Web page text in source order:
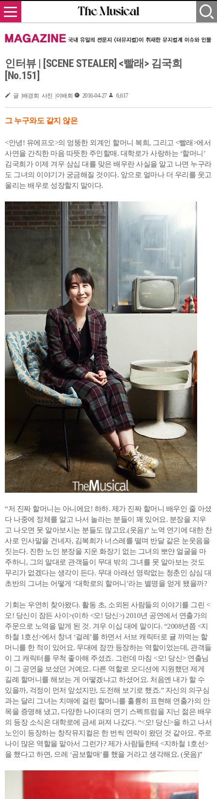
인터뷰 | [SCENE STEALER] <빨래> 김국희
[No.151]
글 |배경희 사진 |이배희 2016-04-27 6,617
그 누구와도 같지 않은
<안녕! 유에프오>의 엉뚱한 외계인 할머니 복희, 그리고 <빨래>에서
사연을 간직한 마음 따뜻한 주인할매. 대학로가 사랑하는 ‘할머니’
김국희가 이제 겨우 삼십 대를 맞은 배우란 사실을 알고 나면 누구라
도 그녀의 이야기가 궁금해질 것이다. 앞으로 얼마나 더 우리를 웃고
울리는 배우로 성장할지 말이다.
“저 진짜 할머니는 아니에요! 하하. 제가 진짜 할머니 배우인 줄 아셨
다 나중에 정체를 알고 나서 놀라는 분들이 꽤 있어요. 분장을 지우
고 나오면 못 알아보시는 분들도 많고요.(웃음)” 노역 연기에 대한 찬
사로 인사말을 건네자, 김복희가 너스레를 떨며 반달 같은 눈웃음을
짓는다. 진한 노인 분장을 지운 화장기 없는 그녀의 뽀얀 얼굴을 마
주하니, 그의 말대로 관객들이 무대 밖의 그녀를 못 알아보는 것도
무리가 없겠다는 생각이 든다. 무대 아래선 영락없는 청춘인 삼심 대
초반의 그녀는 어떻게 ‘대학로의 할머니’라는 별명을 얻게 됐을까?
기회는 우연히 찾아왔다. 활동 초, 소외된 사람들의 이야기를 그린 <
오! 당신이 잠든 사이>(이하 <오! 당신>) 2010년 공연에서 연출가의
주문으로 노역을 맡게 된 것. 겨우 이십 대에 말이다. “2008년쯤 <지
하철 1호선>에서 창녀 ‘걸레’를 하면서 서브 캐릭터로 귤 까먹는 할
머니를 한 적이 있어요. 무대에 잠깐 등장하는 역할이었는데, 관객들
이 그 캐릭터를 무척 좋아해 주셨죠. 그런데 마침 <오! 당신> 연출님
이 그 공연을 보셨던 거예요. 다른 역할로 오디션에 지원했던 제게
길례 할머니를 해보는 게 어떻겠냐고 하셨어요. 처음엔 내가 할 수
있을까, 걱정이 먼저 앞섰지만, 도전해 보기로 했죠.” 자신의 의구심
과는 달리 그녀는 치매에 걸린 할머니를 훌륭히 표현해 연출가의 안
목을 증명해 냈고, 다양한 나이대의 연기 스펙트럼을 지닌 젊은 배우
의 등장 소식은 대학로에 금세 퍼져 나갔다. “<오! 당신>을 하고 나서
노인이 등장하는 창작뮤지컬은 한 번씩 연락이 왔던 것 같아요. 주로
나이 많은 역할을 맡아서 그런가? 제가 사람들한테 <지하철 1호선>
을 했다고 하면, 으레 ‘곰보할매’를 했을 거라고 생각해요. (웃음)”